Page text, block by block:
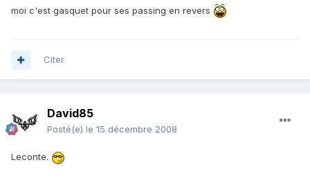
moi c'est gasquet pour ses passing en revers
Citer
David85
Posté(e) le 15 décembre 2008
Leconte.